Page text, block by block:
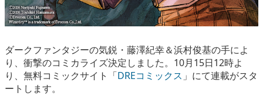
ダークファンタジーの気鋭・藤澤紀幸＆浜村俊基の手によ
り、衝撃のコミカライズ決定しました。10月15日12時よ
り、無料コミックサイト「DREコミックス 」にて連載がスタ
ートします。